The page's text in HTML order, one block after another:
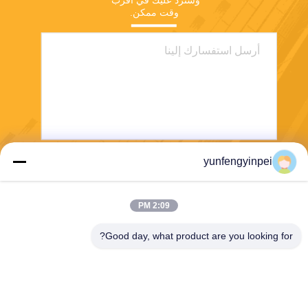
وقت ممكن.
yunfengyinpei
2:09 PM
Good day, what product are you looking for?